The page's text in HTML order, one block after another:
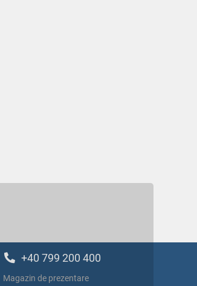
+40 799 200 400
Magazin de prezentare